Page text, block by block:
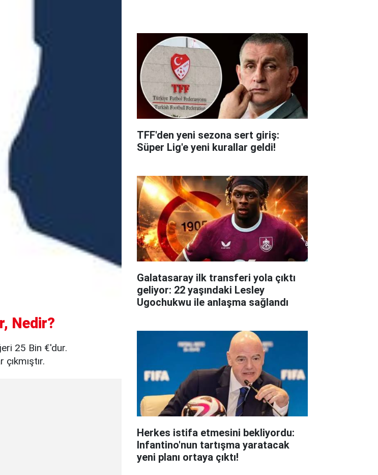
Nedir?
25 Bin €'dur.
TFF'den yeni sezona sert giriş:
Süper Lig'e yeni kurallar geldi!
Galatasaray ilk transferi yola çıktı
geliyor: 22 yaşındaki Lesley
Ugochukwu ile anlaşma sağlandı
Herkes istifa etmesini bekliyordu:
Infantino'nun tartışma yaratacak
yeni planı ortaya çıktı!